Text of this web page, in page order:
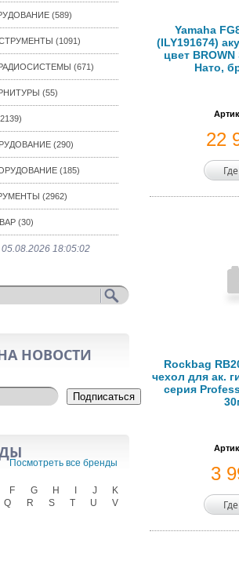
(589)
(1091)
(671)
(55)
(290)
(185)
(2962)
(30)
18:05:02
НОВОСТИ
Подписаться
Посмотреть все бренды
F G H J
K
Q R S T U
V
Yamaha
(ILY191674)
цвет BROWN
Нато,
22
Rockbag
чехол для ак.
серия
3